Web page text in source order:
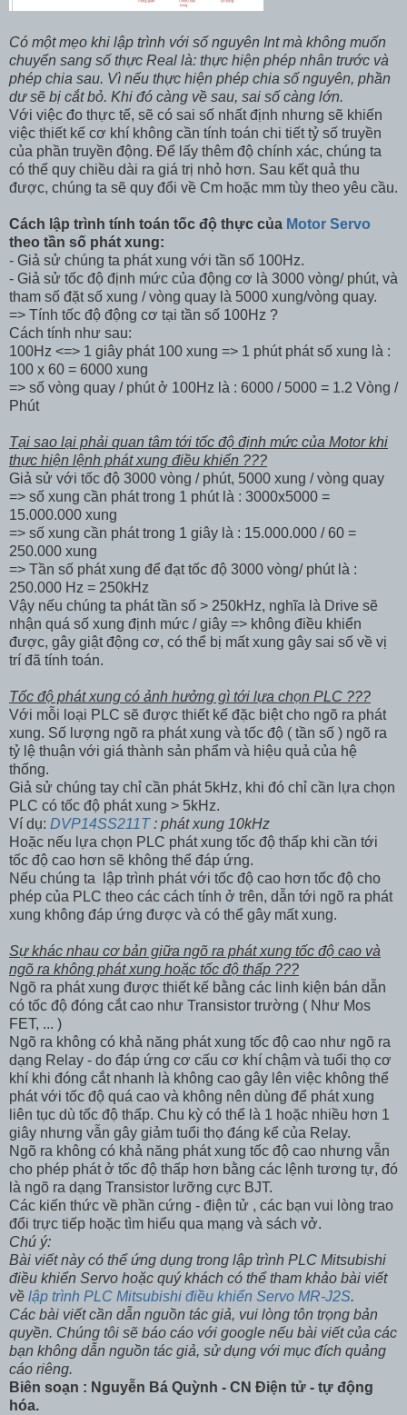
Có một mẹo khi lập trình với số nguyên Int mà không muốn
chuyển sang số thực Real là: thực hiện phép nhân trước và
phép chia sau. Vì nếu thực hiện phép chia số nguyên, phần
dư sẽ bị cắt bỏ. Khi đó càng về sau, sai số càng lớn.
Với việc đo thực tế, sẽ có sai số nhất định nhưng sẽ khiến
việc thiết kế cơ khí không cần tính toán chi tiết tỷ số truyền
của phần truyền động. Để lấy thêm độ chính xác, chúng ta
có thể quy chiều dài ra giá trị nhỏ hơn. Sau kết quả thu
được, chúng ta sẽ quy đổi về Cm hoặc mm tùy theo yêu cầu.
Cách lập trình tính toán tốc độ thực của Motor Servo
theo tần số phát xung:
- Giả sử chúng ta phát xung với tần số 100Hz.
- Giả sử tốc độ định mức của động cơ là 3000 vòng/ phút, và
tham số đặt số xung / vòng quay là 5000 xung/vòng quay.
=> Tính tốc độ động cơ tại tần số 100Hz ?
Cách tính như sau:
100Hz <=> 1 giây phát 100 xung => 1 phút phát số xung là :
100 x 60 = 6000 xung
=> số vòng quay / phút ở 100Hz là : 6000 / 5000 = 1.2 Vòng /
Phút
Tại sao lại phải quan tâm tới tốc độ định mức của Motor khi
thực hiện lệnh phát xung điều khiển ???
Giả sử với tốc độ 3000 vòng / phút, 5000 xung / vòng quay
=> số xung cần phát trong 1 phút là : 3000x5000 =
15.000.000 xung
=> số xung cần phát trong 1 giây là : 15.000.000 / 60 =
250.000 xung
=> Tần số phát xung để đạt tốc độ 3000 vòng/ phút là :
250.000 Hz = 250kHz
Vậy nếu chúng ta phát tần số > 250kHz, nghĩa là Drive sẽ
nhận quá số xung định mức / giây => không điều khiển
được, gây giật động cơ, có thể bị mất xung gây sai số về vị
trí đã tính toán.
Tốc độ phát xung có ảnh hưởng gì tới lựa chọn PLC ???
Với mỗi loại PLC sẽ được thiết kế đặc biệt cho ngõ ra phát
xung. Số lượng ngõ ra phát xung và tốc độ ( tần số ) ngõ ra
tỷ lệ thuận với giá thành sản phẩm và hiệu quả của hệ
thống.
Giả sử chúng tay chỉ cần phát 5kHz, khi đó chỉ cần lựa chọn
PLC có tốc độ phát xung > 5kHz.
Ví dụ: DVP14SS211T: phát xung 10kHz
Hoặc nếu lựa chọn PLC phát xung tốc độ thấp khi cần tới
tốc độ cao hơn sẽ không thể đáp ứng.
Nếu chúng ta lập trình phát với tốc độ cao hơn tốc độ cho
phép của PLC theo các cách tính ở trên, dẫn tới ngõ ra phát
xung không đáp ứng được và có thể gây mất xung.
Sự khác nhau cơ bản giữa ngõ ra phát xung tốc độ cao và
ngõ ra không phát xung hoặc tốc độ thấp ???
Ngõ ra phát xung được thiết kế bằng các linh kiện bán dẫn
có tốc độ đóng cắt cao như Transistor trường ( Như Mos
FET, ... )
Ngõ ra không có khả năng phát xung tốc độ cao như ngõ ra
dạng Relay - do đáp ứng cơ cấu cơ khí chậm và tuổi thọ cơ
khí khi đóng cắt nhanh là không cao gây lên việc không thể
phát với tốc độ quá cao và không nên dùng để phát xung
liên tục dù tốc độ thấp. Chu kỳ có thể là 1 hoặc nhiều hơn 1
giây nhưng vẫn gây giảm tuổi thọ đáng kể của Relay.
Ngõ ra không có khả năng phát xung tốc độ cao nhưng vẫn
cho phép phát ở tốc độ thấp hơn bằng các lệnh tương tự, đó
là ngõ ra dạng Transistor lưỡng cực BJT.
Các kiến thức về phần cứng - điện tử , các bạn vui lòng trao
đổi trực tiếp hoặc tìm hiểu qua mạng và sách vở.
Chú ý:
Bài viết này có thể ứng dụng trong lập trình PLC Mitsubishi
điều khiển Servo hoặc quý khách có thể tham khảo bài viết
về lập trình PLC Mitsubishi điều khiển Servo MR-J2S.
Các bài viết cần dẫn nguồn tác giả, vui lòng tôn trọng bản
quyền. Chúng tôi sẽ báo cáo với google nếu bài viết của các
bạn không dẫn nguồn tác giả, sử dụng với mục đích quảng
cáo riêng.
Biên soạn : Nguyễn Bá Quỳnh - CN Điện tử - tự động
hóa.